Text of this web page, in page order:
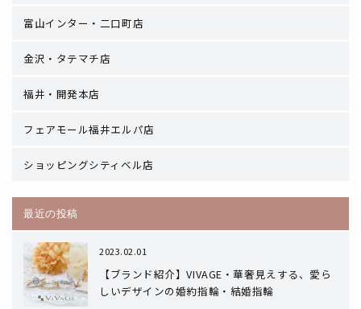
富山インター・二口町店
金沢・タテマチ店
福井・開発本店
フェアモール福井エルパ店
ショッピングシティベル店
最近の投稿
2023.02.01
【ブランド紹介】VIVAGE・華奢見えする、愛ら
しいデザインの婚約指輪・結婚指輪